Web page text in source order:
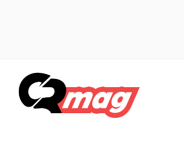
contenuto